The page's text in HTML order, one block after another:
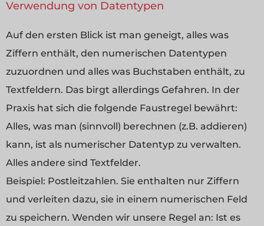
Verwendung von Datentypen
Auf den ersten Blick ist man geneigt, alles was
Ziffern enthält, den numerischen Datentypen
zuzuordnen und alles was Buchstaben enthält, zu
Textfeldern. Das birgt allerdings Gefahren. In der
Praxis hat sich die folgende Faustregel bewährt:
Alles, was man (sinnvoll) berechnen (z.B. addieren)
kann, ist als numerischer Datentyp zu verwalten.
Alles andere sind Textfelder.
Beispiel: Postleitzahlen. Sie enthalten nur Ziffern
und verleiten dazu, sie in einem numerischen Feld
zu speichern. Wenden wir unsere Regel an: Ist es